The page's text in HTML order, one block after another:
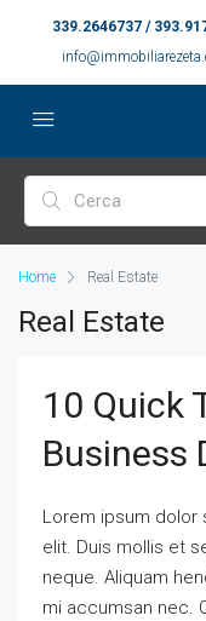
339.2646737 /
Home Real Estate
Real Estate
10 Quick
Business
Lorem ipsum
elit. Duis mollis et
neque. Aliquam
mi accumsan nec.